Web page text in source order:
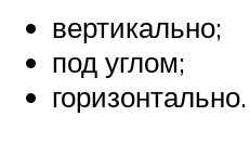
вертикально;
под углом;
горизонтально.